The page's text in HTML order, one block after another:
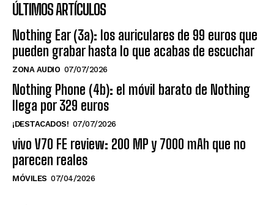
ÚLTIMOS ARTÍCULOS
Nothing Ear (3a): los auriculares de 99 euros que
pueden grabar hasta lo que acabas de escuchar
ZONA AUDIO 07/07/2026
Nothing Phone (4b): el móvil barato de Nothing
llega por 329 euros
¡DESTACADOS! 07/07/2026
vivo V70 FE review: 200 MP y 7000 mAh que no
parecen reales
MÓVILES 07/04/2026